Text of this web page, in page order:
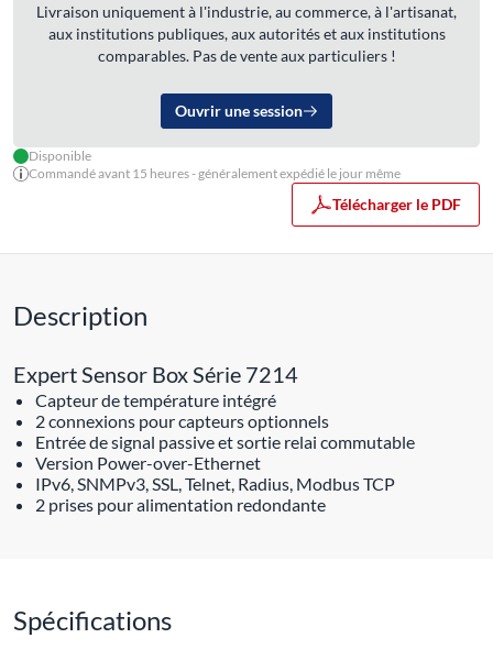
Livraison uniquement à l'industrie, au commerce, à l'artisanat,
aux institutions publiques, aux autorités et aux institutions
comparables. Pas de vente aux particuliers !
Ouvrir une session
Disponible
Commandé avant 15 heures - généralement expédié le jour même
Télécharger le PDF
Description
Expert Sensor Box Série 7214
Capteur de température intégré
2 connexions pour capteurs optionnels
Entrée de signal passive et sortie relai commutable
Version Power-over-Ethernet
IPv6, SNMPv3, SSL, Telnet, Radius, Modbus TCP
2 prises pour alimentation redondante
Spécifications